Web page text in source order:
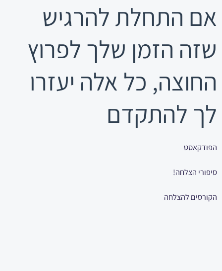
אם התחלת להרגיש
שזה הזמן שלך לפרוץ
החוצה, כל אלה יעזרו
לך להתקדם
הפודקאסט
סיפורי הצלחה!
הקורסים להצלחה